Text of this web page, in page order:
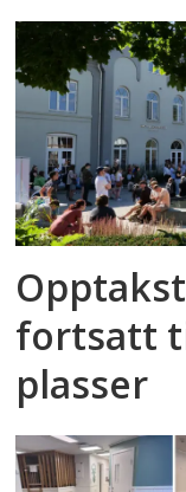
fortsatt
plasser